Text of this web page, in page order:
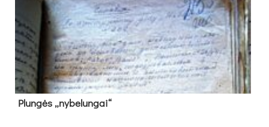
Plun­gės „ny­be­lun­gai“